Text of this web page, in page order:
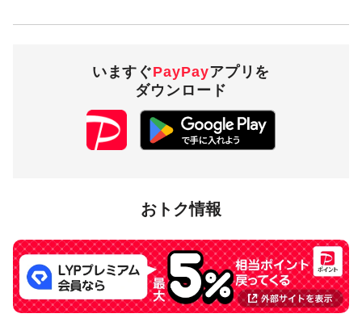
いますぐPayPayアプリを
ダウンロード
おトク情報